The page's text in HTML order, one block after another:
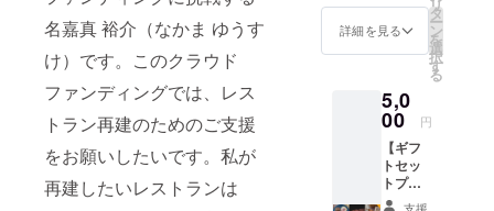
名嘉真 裕介（なかま ゆうす
け）です。このクラウド
ファンディングでは、レス
トラン再建のためのご支援
をお願いしたいです。私が
再建したいレストランは
ござい
ません
し、現
金との
交換は
できま
せん。
※本券を
盗難・
す。 -恋
島チー
ズケー
キ 1本
フィン
2個 -結
丸（ち
んすこ
う）
1pc/20
入 ※お
詳細を見る
タ
ー
ン
を
選
択
す
る
5,0
00 円
【ギフ
トセッ
トプラ
ン】